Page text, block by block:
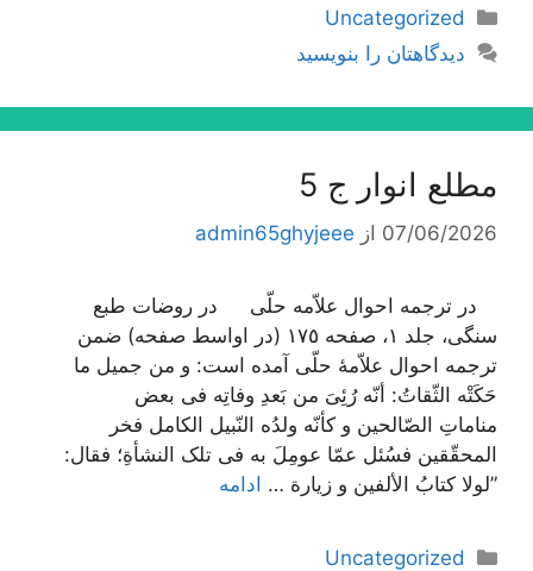
دسته‌ها
Uncategorized
دیدگاهتان را بنویسید
مطلع انوار ج 5
07/06/2026 از admin65ghyjeee
در ترجمه احوال علاّمه حلّی در روضات طبع
سنگی، جلد ١، صفحه ١٧٥ (در اواسط صفحه) ضمن
ترجمه احوال علاّمۀ حلّی آمده است: و من جمیل ما
حَکَتْه الثّقاتُ: أنّه رُئِیَ من بَعدِ وفاتِه فی بعض
مناماتِ الصّالحین و کأنّه ولدُه النّبیل الکامل فخر
المحقّقین فسُئل عمّا عومِلَ به فی تلک النشأةِ؛ فقال:
”لولا کتابُ الألفین و زیارة … ادامه
دسته‌ها
Uncategorized